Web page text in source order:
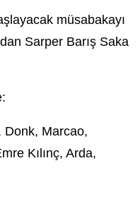
müsabakayı
Sarper Barış Saka
Donk, Marcao,
Kılınç, Arda,